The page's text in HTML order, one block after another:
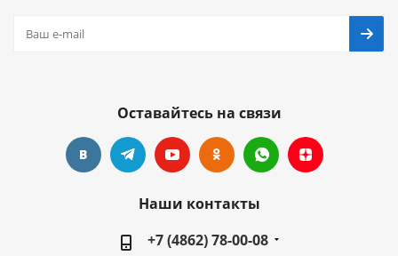
Оставайтесь на связи
Наши контакты
+7 (4862) 78-00-08